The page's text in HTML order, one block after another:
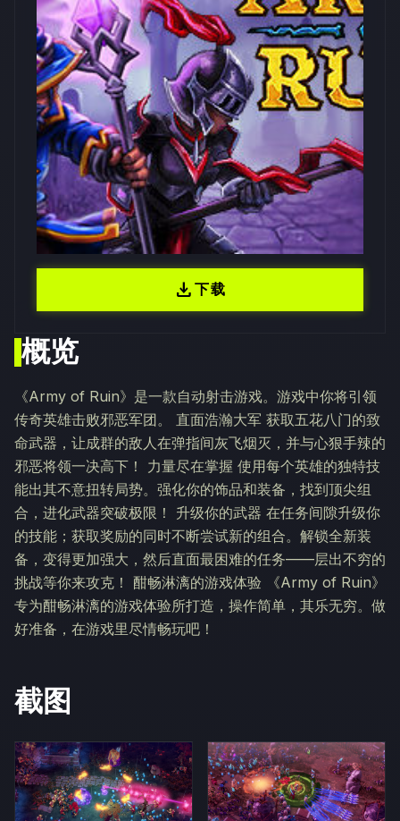
概览
《Army of Ruin》是一款自动射击游戏。游戏中你将引领
传奇英雄击败邪恶军团。 直面浩瀚大军 获取五花八门的致
命武器，让成群的敌人在弹指间灰飞烟灭，并与心狠手辣的
邪恶将领一决高下！ 力量尽在掌握 使用每个英雄的独特技
能出其不意扭转局势。强化你的饰品和装备，找到顶尖组
合，进化武器突破极限！ 升级你的武器 在任务间隙升级你
的技能；获取奖励的同时不断尝试新的组合。解锁全新装
备，变得更加强大，然后直面最困难的任务——层出不穷的
挑战等你来攻克！ 酣畅淋漓的游戏体验 《Army of Ruin》
专为酣畅淋漓的游戏体验所打造，操作简单，其乐无穷。做
好准备，在游戏里尽情畅玩吧！
截图
download下载